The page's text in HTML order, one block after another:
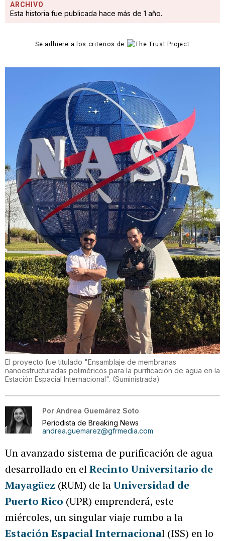
ARCHIVO
Esta historia fue publicada hace más de 1 año.
Se adhiere a los criterios de
El proyecto fue titulado "Ensamblaje de membranas
nanoestructuradas poliméricos para la purificación de agua en la
Estación Espacial Internacional". (Suministrada)
Por Andrea Guemárez Soto
Periodista de Breaking News
andrea.guemarez@gfrmedia.com
Un avanzado sistema de purificación de agua
desarrollado en elRecinto Universitario de
Mayagüez (RUM) de laUniversidad de
Puerto Rico (UPR) emprenderá, este
miércoles, un singular viaje rumbo a la
Estación Espacial Internacional (ISS) en lo